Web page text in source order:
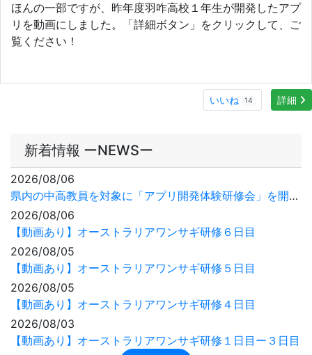
2026/08/06
【動画あり】オーストラリアワンサギ研修６日目
2026/08/05
2026/08/05
【動画あり】オーストラリアワンサギ研修４日目
MORE
学校日誌 ーDIARYー
授業参観、PTA総会、県総
体・総文壮行式が行われま
した
2026年5月13日
５月９日（土）午前、授業参観を実施しました。